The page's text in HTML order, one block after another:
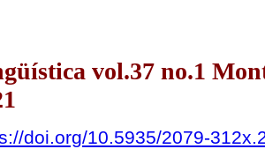
vol.37 no.1
doi.org/10.5935/2079-